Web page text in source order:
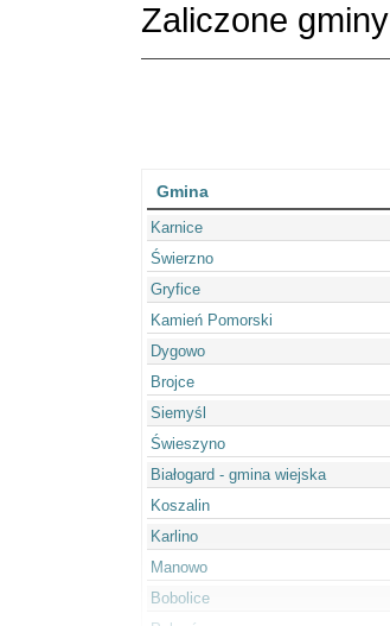
Zaliczone gminy
Gmina
Karnice
Świerzno
Gryfice
Kamień Pomorski
Dygowo
Brojce
Siemyśl
Świeszyno
Białogard - gmina wiejska
Koszalin
Karlino
Manowo
Bobolice